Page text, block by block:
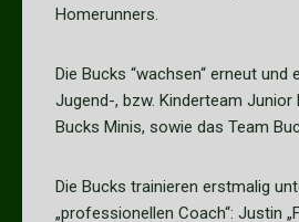
Homerunners.
Die Bucks “wachsen“ erneut und
Jugend-, bzw. Kinderteam Junior
Bucks Minis, sowie das Team
Die Bucks trainieren erstmalig
„professionellen Coach“: Justin